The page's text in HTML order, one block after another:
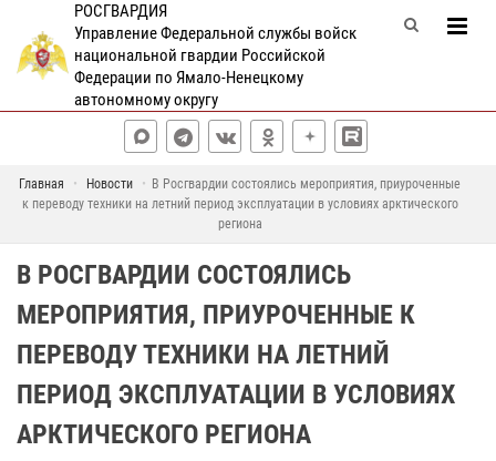
РОСГВАРДИЯ
Управление Федеральной службы войск
национальной гвардии Российской
Федерации по Ямало-Ненецкому
автономному округу
Главная Новости
В Росгвардии состоялись мероприятия, приуроченные
к переводу техники на летний период эксплуатации в условиях арктического
региона
В РОСГВАРДИИ СОСТОЯЛИСЬ
МЕРОПРИЯТИЯ, ПРИУРОЧЕННЫЕ К
ПЕРЕВОДУ ТЕХНИКИ НА ЛЕТНИЙ
ПЕРИОД ЭКСПЛУАТАЦИИ В УСЛОВИЯХ
АРКТИЧЕСКОГО РЕГИОНА